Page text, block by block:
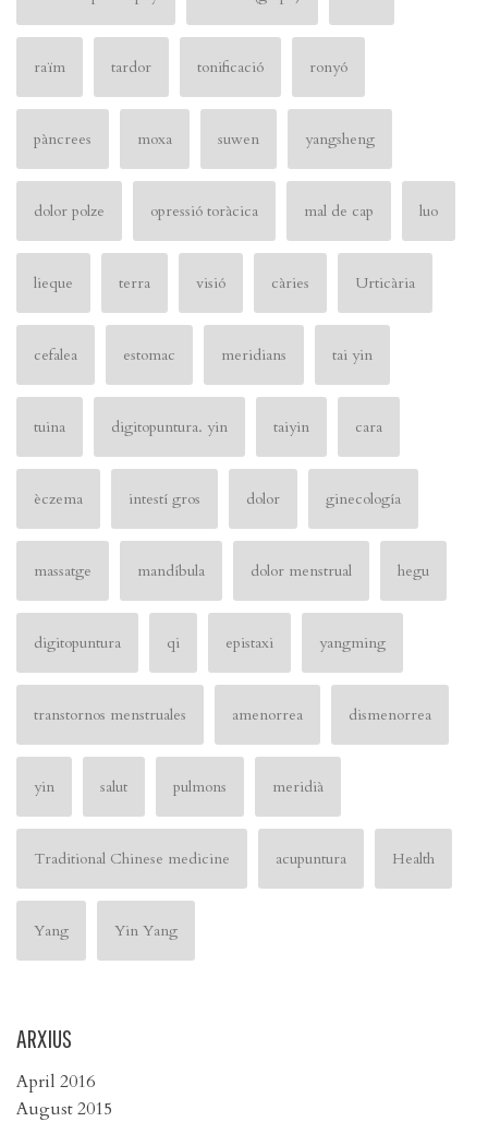
raïm tardor tonificació ronyó
pàncrees moxa suwen yangsheng
dolor polze opressió toràcica mal de cap luo
lieque terra visió càries Urticària
cefalea estomac meridians tai yin
tuina digitopuntura. yin taiyin cara
èczema intestí gros dolor ginecología
massatge mandíbula dolor menstrual hegu
digitopuntura qi epistaxi yangming
transtornos menstruales amenorrea dismenorrea
yin salut pulmons meridià
Traditional Chinese medicine acupuntura Health
Yang Yin Yang
ARXIUS
April 2016
August 2015